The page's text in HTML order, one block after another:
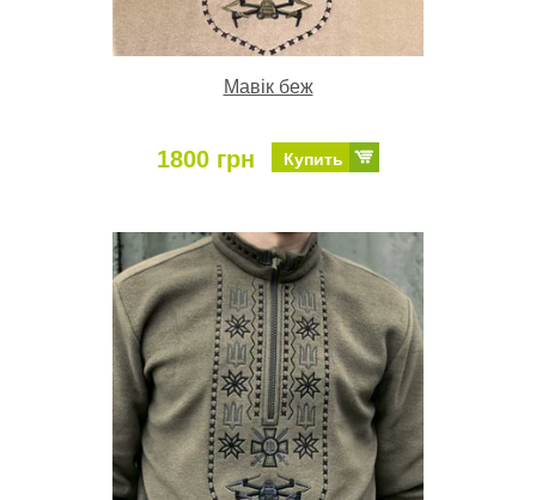
Мавік беж
1800 грн Купить